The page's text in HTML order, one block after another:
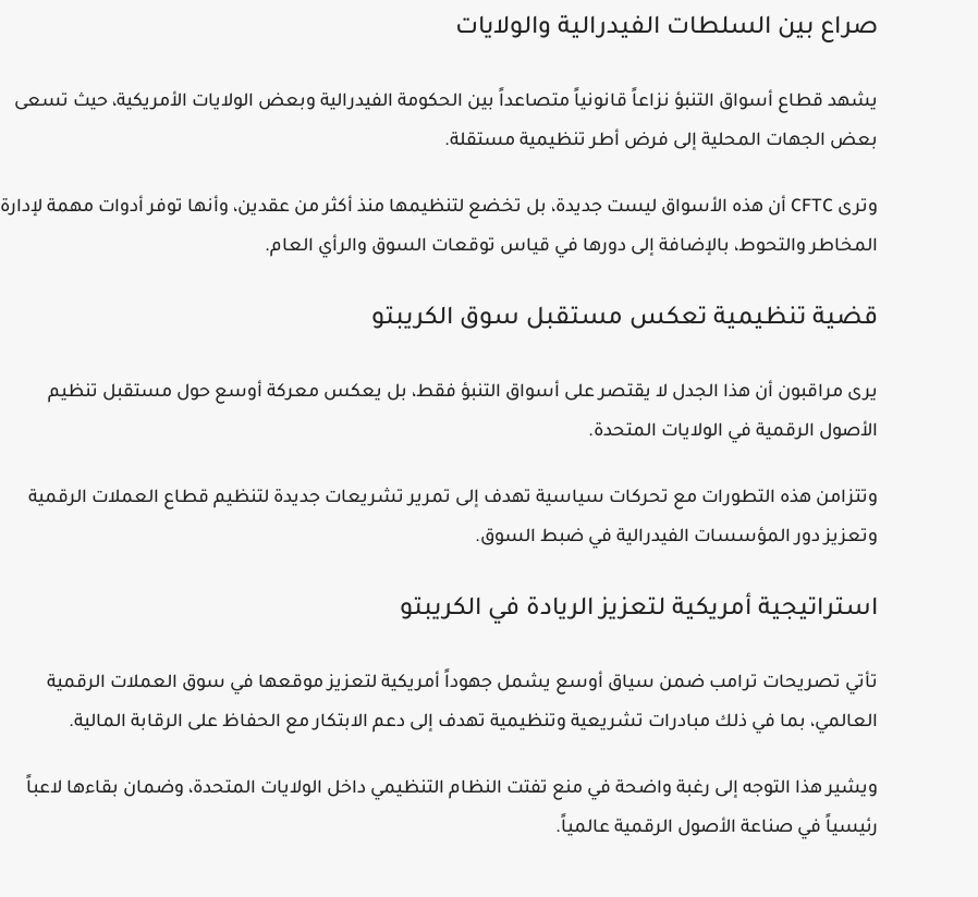
صراع بين السلطات الفيدرالية والولايات
يشهد قطاع أسواق التنبؤ نزاعاً قانونياً متصاعداً بين الحكومة الفيدرالية وبعض الولايات الأمريكية، حيث تسعى
بعض الجهات المحلية إلى فرض أطر تنظيمية مستقلة.
وترى CFTC أن هذه الأسواق ليست جديدة، بل تخضع لتنظيمها منذ أكثر من عقدين، وأنها توفر أدوات مهمة لإدارة
المخاطر والتحوط، بالإضافة إلى دورها في قياس توقعات السوق والرأي العام.
قضية تنظيمية تعكس مستقبل سوق الكريبتو
يرى مراقبون أن هذا الجدل لا يقتصر على أسواق التنبؤ فقط، بل يعكس معركة أوسع حول مستقبل تنظيم
الأصول الرقمية في الولايات المتحدة.
وتتزامن هذه التطورات مع تحركات سياسية تهدف إلى تمرير تشريعات جديدة لتنظيم قطاع العملات الرقمية
وتعزيز دور المؤسسات الفيدرالية في ضبط السوق.
استراتيجية أمريكية لتعزيز الريادة في الكريبتو
تأتي تصريحات ترامب ضمن سياق أوسع يشمل جهوداً أمريكية لتعزيز موقعها في سوق العملات الرقمية
العالمي، بما في ذلك مبادرات تشريعية وتنظيمية تهدف إلى دعم الابتكار مع الحفاظ على الرقابة المالية.
ويشير هذا التوجه إلى رغبة واضحة في منع تفتت النظام التنظيمي داخل الولايات المتحدة، وضمان بقاءها لاعباً
رئيسياً في صناعة الأصول الرقمية عالمياً.